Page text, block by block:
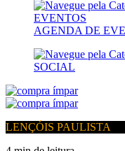
AGENDA DE
SOCIAL
LENÇÓIS PAULISTA